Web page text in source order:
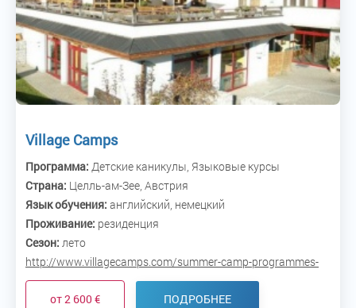
Village Camps
Программа: Детские каникулы, Языковые курсы
Страна: Целль-ам-Зее, Австрия
Язык обучения: английский, немецкий
Проживание: резиденция
Сезон: лето
http://www.villagecamps.com/summer-camp-programmes-
in-zell-am-see-austria
от 2 600 €
ПОДРОБНЕЕ